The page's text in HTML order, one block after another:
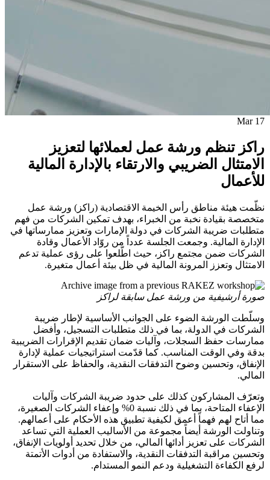
17
Mar
راكز تنظم ورشة عمل لعملائها لتعزيز
الامتثال الضريبي والارتقاء بالإدارة المالية
للأعمال
نظّمت هيئة مناطق رأس الخيمة الاقتصادية (راكز) ورشة عمل
متخصصة بقيادة نخبة من الخبراء، بهدف تمكين الشركات من فهم
متطلبات ضريبة الشركات في دولة الإمارات وتعزيز ممارساتها في
الإدارة المالية. وجمعت الجلسة عدداً من روّاد الأعمال وقادة
الشركات ضمن مجتمع راكز، حيث اطّلعوا على رؤى عملية تدعم
الامتثال وتعزز المرونة المالية في ظل بيئة أعمال متغيرة.
صورة أرشيفية من ورشة عمل سابقة لراكز
وسلّطت الورشة الضوء على الجوانب الأساسية لإطار ضريبة
الشركات في الدولة، بما في ذلك متطلبات التسجيل، وأفضل
ممارسات حفظ السجلات، وآليات ضمان تقديم الإقرارات الضريبية
بدقة وفي الوقت المناسب. كما قدّمت استراتيجيات عملية لإدارة
الإنفاق، وتحسين وضوح التدفقات النقدية، والحفاظ على الاستقرار
المالي.
وتعرّف المشاركون كذلك على حدود ضريبة الشركات وآليات
الإعفاء المتاحة، بما في ذلك نسبة 0% وإعفاء الشركات الصغيرة،
مما أتاح لهم فهماً أعمق لكيفية تطبيق هذه الأحكام على أعمالهم.
وتناولت الورشة أيضاً مجموعة من الأساليب العملية التي تساعد
الشركات على تعزيز أدائها المالي، من خلال تحديد أولويات الإنفاق،
وتحسين مراقبة التدفقات النقدية، والاستفادة من أدوات الأتمتة
لرفع الكفاءة التشغيلية ودعم النمو المستدام.